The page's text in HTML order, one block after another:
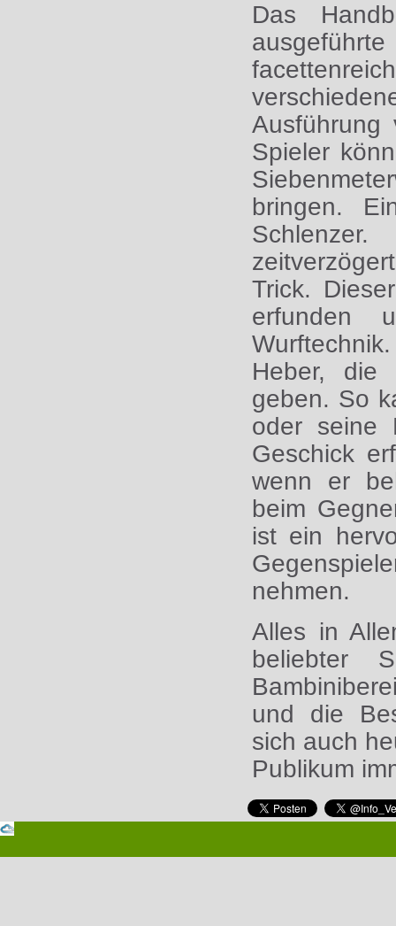
Das
Ausführung
Spieler
bringen.
Trick.
erfunden
Heber, die
geben. So
oder seine
Geschick
wenn er
beim
ist ein
nehmen.
Alles in
beliebter
und die
sich auch
Publikum